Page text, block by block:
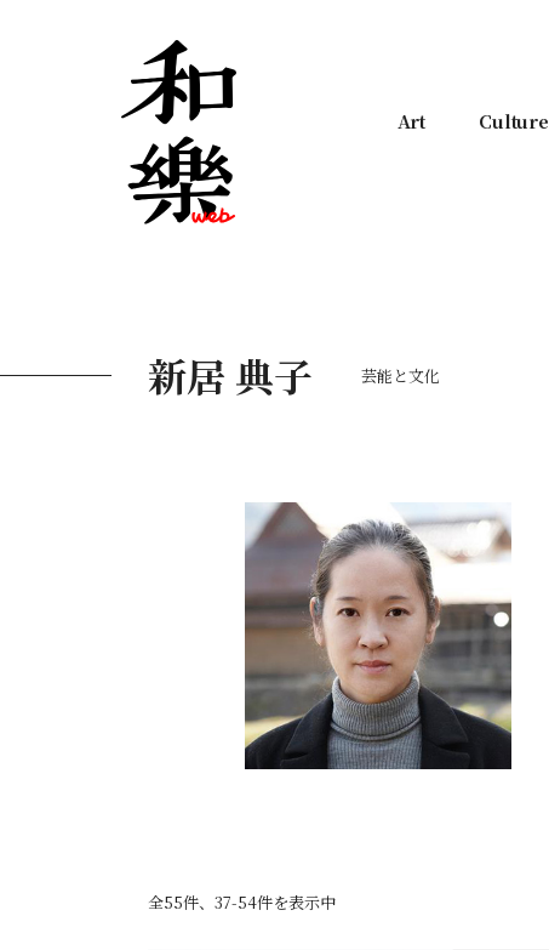
Art Culture
新居 典子 芸能と文化
全55件、37-54件を表示中